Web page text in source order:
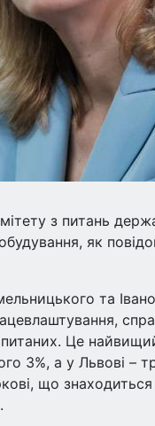
з питань
як
та
Це
3%, а у Львові
що знаходиться